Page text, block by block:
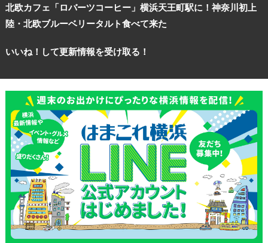
北欧カフェ「ロバーツコーヒー」横浜天王町駅に！神奈川初上
陸・北欧ブルーベリータルト食べて来た
いいね！して更新情報を受け取る！
ランキング
ブログ記事
サイトについて